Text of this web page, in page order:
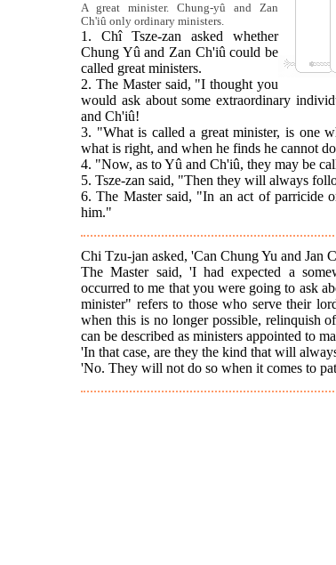
A great minister. Chung-yû and Zan
Ch'iû only ordinary ministers.
1. Chî Tsze-zan asked whether
Chung Yû and Zan Ch'iû could be
called great ministers.
2. The Master said, "I thought you
would ask about some extraordinary
and Ch'iû!
3. "What is called a great minister, is one
what is right, and when he finds he cannot
4. "Now, as to Yû and Ch'iû, they may be
5. Tsze-zan said, "Then they will always
6. The Master said, "In an act of parricide
him."
Chi Tzu-jan asked, 'Can Chung Yu and Jan
The Master said, 'I had expected a
occurred to me that you were going to ask
minister" refers to those who serve their
when this is no longer possible, relinquish
can be described as ministers appointed to
'In that case, are they the kind that will
'No. They will not do so when it comes to